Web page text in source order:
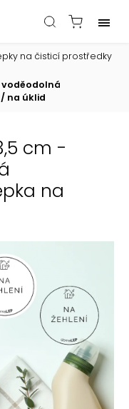
na čisticí prostředky
voděodolná
na úklid
cm -
na